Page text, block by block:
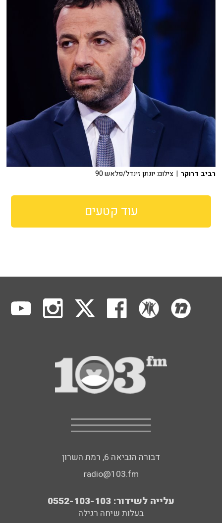
רביב דרוקר | צילום: יונתן זינדל/פלאש 90
עוד קטעים
דבורה הנביאה 6, רמת השרון
radio@103.fm
עלייה לשידור: 0552-103-103
בעלות שיחה רגילה